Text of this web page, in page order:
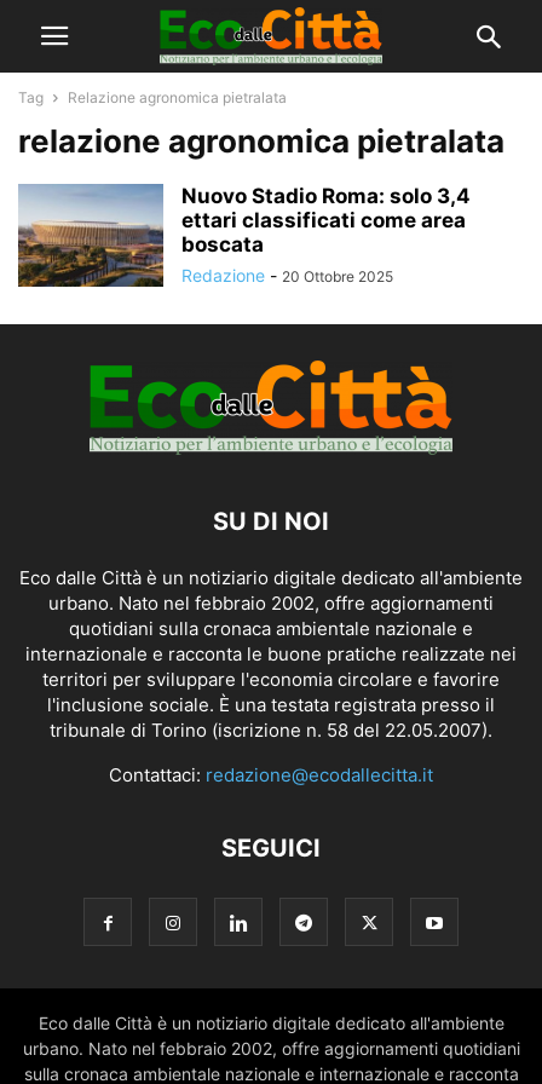
Tag Relazione agronomica pietralata
relazione agronomica pietralata
Nuovo Stadio Roma: solo 3,4
ettari classificati come area
boscata
Redazione - 20 Ottobre 2025
SU DI NOI
Eco dalle Città è un notiziario digitale dedicato all'ambiente
urbano. Nato nel febbraio 2002, offre aggiornamenti
quotidiani sulla cronaca ambientale nazionale e
internazionale e racconta le buone pratiche realizzate nei
territori per sviluppare l'economia circolare e favorire
l'inclusione sociale. È una testata registrata presso il
tribunale di Torino (iscrizione n. 58 del 22.05.2007).
Contattaci: redazione@ecodallecitta.it
SEGUICI
Eco dalle Città è un notiziario digitale dedicato all'ambiente
urbano. Nato nel febbraio 2002, offre aggiornamenti quotidiani
sulla cronaca ambientale nazionale e internazionale e racconta